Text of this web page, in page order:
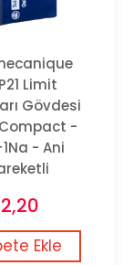
Limit
Gövdesi
-
- Ani
Ekle